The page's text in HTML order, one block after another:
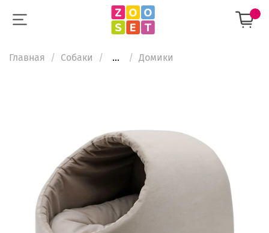
Главная Собаки ... Домики